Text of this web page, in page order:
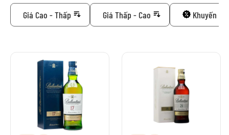
Giá Cao - Thấp Giá Thấp - Cao Khuyến